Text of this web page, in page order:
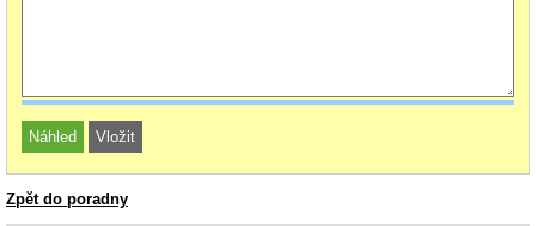
Zpět do poradny